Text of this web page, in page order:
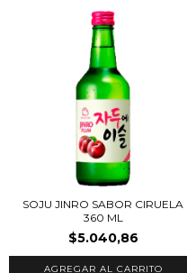
SOJU JINRO SABOR CIRUELA
360 ML
$5.040,86